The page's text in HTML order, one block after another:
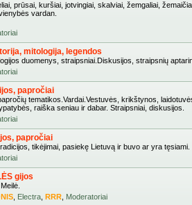
prūsai, kuršiai, jotvingiai, skalviai, žemgaliai,
vardan.
mitologija, legendos
duomenys, straipsniai.Diskusijos, straipsnių
papročiai
tematikos.Vardai.Vestuvės, krikštynos,
raiška seniau ir dabar. Straipsniai, diskusijos.
papročiai
tikėjimai, pasiekę Lietuvą ir buvo ar yra tęsiami.
gijos
Electra RRR Moderatoriai